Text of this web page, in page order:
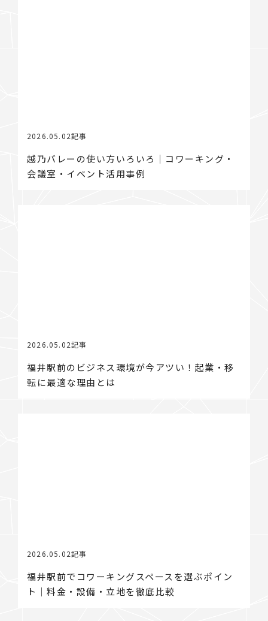
2026.05.02記事
越乃バレーの使い方いろいろ｜コワーキング・
会議室・イベント活用事例
2026.05.02記事
福井駅前のビジネス環境が今アツい！起業・移
転に最適な理由とは
2026.05.02記事
福井駅前でコワーキングスペースを選ぶポイン
ト｜料金・設備・立地を徹底比較